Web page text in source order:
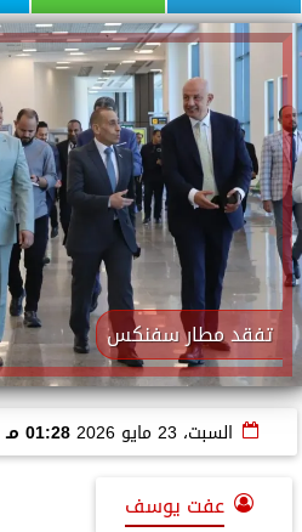
تفقد مطار سفنكس
السبت، 23 مايو 2026 01:28 مـ
عفت يوسف